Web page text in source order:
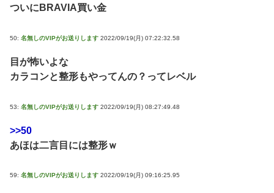
ついにBRAVIA買い金
50: 名無しのVIPがお送りします 2022/09/19(月) 07:22:32.58
目が怖いよな
カラコンと整形もやってんの？ってレベル
53: 名無しのVIPがお送りします 2022/09/19(月) 08:27:49.48
>>50
あほは二言目には整形ｗ
59: 名無しのVIPがお送りします 2022/09/19(月) 09:16:25.95